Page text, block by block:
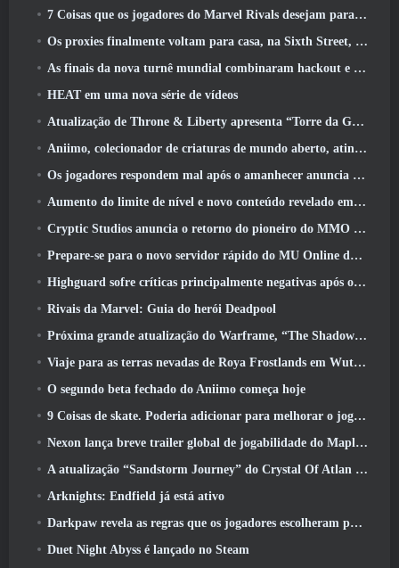
7 Coisas que os jogadores do Marvel Rivals desejam para o jogo 2026
Os proxies finalmente voltam para casa, na Sixth Street, na versão Zenless Zone Zero 2.6 Atualizar
As finais da nova turnê mundial combinaram hackout e lasers orbitais
HEAT em uma nova série de vídeos
Atualização de Throne & Liberty apresenta “Torre da Ganância” gerada aleatoriamente
Aniimo, colecionador de criaturas de mundo aberto, atinge as notas certas
Os jogadores respondem mal após o amanhecer anuncia planos para pular roteiros para EverQuest e EQ2
Aumento do limite de nível e novo conteúdo revelado em Phantasy Star Online 2: Fluxo de onda de título NGS
Cryptic Studios anuncia o retorno do pioneiro do MMO Jack Emmert como CEO
Prepare-se para o novo servidor rápido do MU Online durante o pré-evento
Highguard sofre críticas principalmente negativas após o lançamento
Rivais da Marvel: Guia do herói Deadpool
Próxima grande atualização do Warframe, “The Shadowgrapher” chegará em março
Viaje para as terras nevadas de Roya Frostlands em Wuthering Waves, próxima versão 3.1
O segundo beta fechado do Aniimo começa hoje
9 Coisas de skate. Poderia adicionar para melhorar o jogo em 2026
Nexon lança breve trailer global de jogabilidade do MapleStory Classic World
A atualização “Sandstorm Journey” do Crystal Of Atlan aumenta o limite de nível para 70
Arknights: Endfield já está ativo
Darkpaw revela as regras que os jogadores escolheram para o próximo servidor Frostreaver do EverQuest
Duet Night Abyss é lançado no Steam